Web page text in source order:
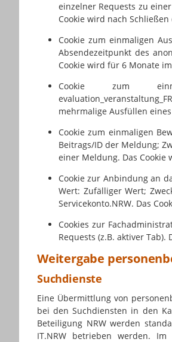
einzelner Requests zu
Cookie wird nach
Cookie zum einmaligen
Absendezeitpunkt des
Cookie wird für 6 Monate
Cookie zum
mehrmalige Ausfüllen
Cookie zum einmaligen
Beitrags/ID der Meldung;
einer Meldung. Das
Cookie zur Anbindung an
Wert: Zufälliger Wert;
Servicekonto.NRW. Das
Cookies zur
Requests (z.B. aktiver
Weitergabe
Suchdienste
Eine Übermittlung von
bei den Suchdiensten in den
Beteiligung NRW werden
IT.NRW betrieben werden. Im